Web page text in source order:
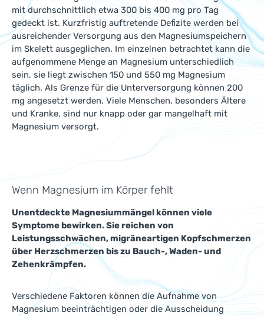
mit durchschnittlich etwa 300 bis 400 mg pro Tag
gedeckt ist. Kurzfristig auftretende Defizite werden bei
ausreichender Versorgung aus den Magnesiumspeichern
im Skelett ausgeglichen. Im einzelnen betrachtet kann die
aufgenommene Menge an Magnesium unterschiedlich
sein, sie liegt zwischen 150 und 550 mg Magnesium
täglich. Als Grenze für die Unterversorgung können 200
mg angesetzt werden. Viele Menschen, besonders Ältere
und Kranke, sind nur knapp oder gar mangelhaft mit
Magnesium versorgt.
Wenn Magnesium im Körper fehlt
Unentdeckte Magnesiummängel können viele
Symptome bewirken. Sie reichen von
Leistungsschwächen, migräneartigen Kopfschmerzen
über Herzschmerzen bis zu Bauch-, Waden- und
Zehenkrämpfen.
Verschiedene Faktoren können die Aufnahme von
Magnesium beeinträchtigen oder die Ausscheidung